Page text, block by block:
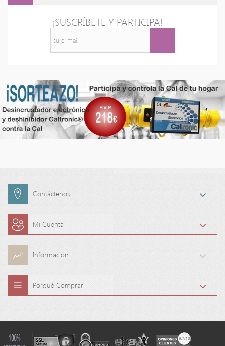
¡SUSCRÍBETE Y PARTICIPA!
Contáctenos
Mi Cuenta
Información
Porqué Comprar